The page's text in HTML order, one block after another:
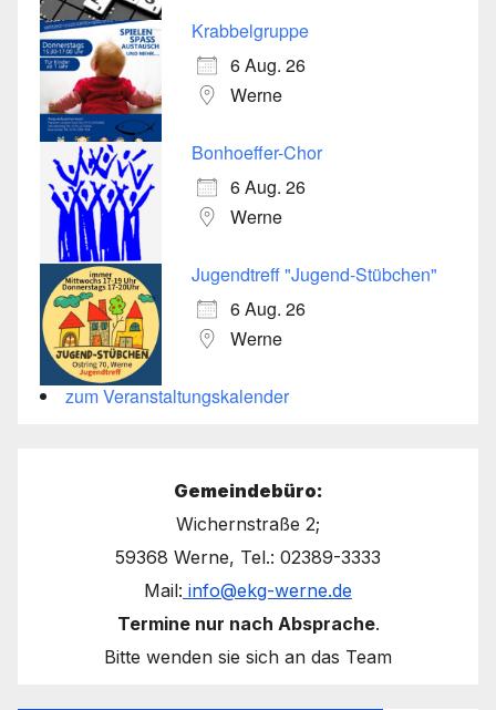
Krabbelgruppe
6 Aug. 26
Werne
Bonhoeffer-Chor
6 Aug. 26
Werne
Jugendtreff "Jugend-Stübchen"
6 Aug. 26
Werne
zum Veranstaltungskalender
Gemeindebüro:
Wichernstraße 2;
59368 Werne, Tel.: 02389-3333
Mail: info@ekg-werne.de
Termine nur nach Absprache.
Bitte wenden sie sich an das Team